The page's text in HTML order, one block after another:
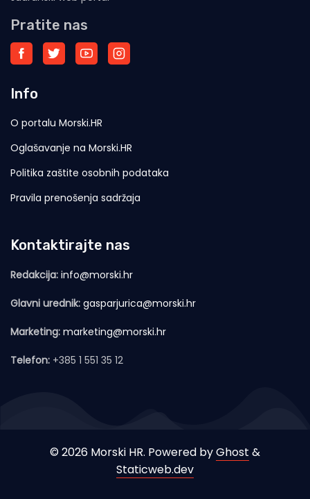
Pratite nas
Info
O portalu Morski.HR
Oglašavanje na Morski.HR
Politika zaštite osobnih podataka
Pravila prenošenja sadržaja
Kontaktirajte nas
Redakcija: info@morski.hr
Glavni urednik: gasparjurica@morski.hr
Marketing: marketing@morski.hr
Telefon: +385 1 551 35 12
© 2026 Morski HR. Powered byGhost &
Staticweb.dev